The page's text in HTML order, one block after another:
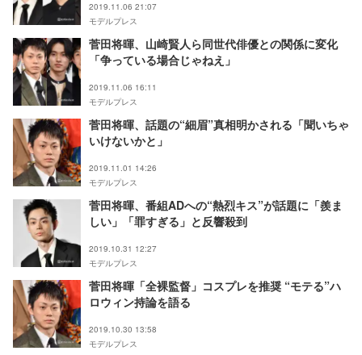
2019.11.06 21:07
モデルプレス
菅田将暉、山崎賢人ら同世代俳優との関係に変化
「争っている場合じゃねえ」
2019.11.06 16:11
モデルプレス
菅田将暉、話題の“細眉”真相明かされる「聞いちゃ
いけないかと」
2019.11.01 14:26
モデルプレス
菅田将暉、番組ADへの“熱烈キス”が話題に「羨ま
しい」「罪すぎる」と反響殺到
2019.10.31 12:27
モデルプレス
菅田将暉「全裸監督」コスプレを推奨 “モテる”ハ
ロウィン持論を語る
2019.10.30 13:58
モデルプレス